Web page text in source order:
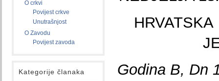
O crkvi
Povijest crkve
Unutrašnjost
O Zavodu
Povijest zavoda
Kategorije članaka
Godina B, Dn